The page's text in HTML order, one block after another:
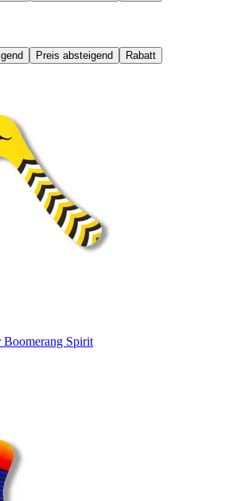
Preis absteigend Rabatt
Boomerang Spirit